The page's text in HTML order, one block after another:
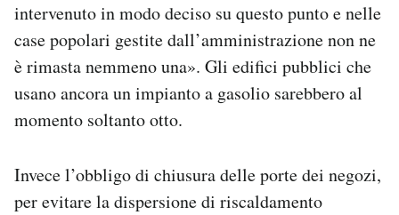
intervenuto in modo deciso su questo punto e nelle
case popolari gestite dall’amministrazione non ne
è rimasta nemmeno una». Gli edifici pubblici che
usano ancora un impianto a gasolio sarebbero al
momento soltanto otto.
Invece l’obbligo di chiusura delle porte dei negozi,
per evitare la dispersione di riscaldamento